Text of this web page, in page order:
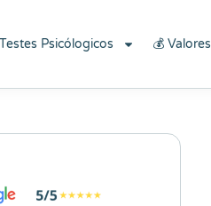
Psicólogicos 💰 Valores